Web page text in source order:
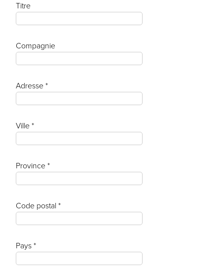
Titre
Compagnie
Adresse *
Ville *
Province *
Code postal *
Pays *